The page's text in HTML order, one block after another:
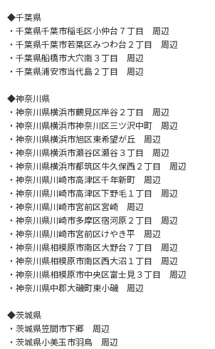
◆千葉県
・千葉県千葉市稲毛区小仲台７丁目 周辺
・千葉県千葉市若葉区みつわ台２丁目 周辺
・千葉県船橋市大穴南３丁目 周辺
・千葉県浦安市当代島２丁目 周辺
◆神奈川県
・神奈川県横浜市鶴見区岸谷２丁目 周辺
・神奈川県横浜市神奈川区三ツ沢中町 周辺
・神奈川県横浜市旭区東希望が丘 周辺
・神奈川県横浜市瀬谷区瀬谷３丁目 周辺
・神奈川県横浜市都筑区牛久保西２丁目 周辺
・神奈川県川崎市高津区千年新町 周辺
・神奈川県川崎市高津区下野毛１丁目 周辺
・神奈川県川崎市宮前区宮崎 周辺
・神奈川県川崎市多摩区宿河原２丁目 周辺
・神奈川県川崎市宮前区けやき平 周辺
・神奈川県相模原市南区大野台７丁目 周辺
・神奈川県相模原市南区西大沼１丁目 周辺
・神奈川県相模原市中央区富士見３丁目 周辺
・神奈川県中郡大磯町東小磯 周辺
◆茨城県
・茨城県笠間市下郷 周辺
・茨城県小美玉市羽鳥 周辺